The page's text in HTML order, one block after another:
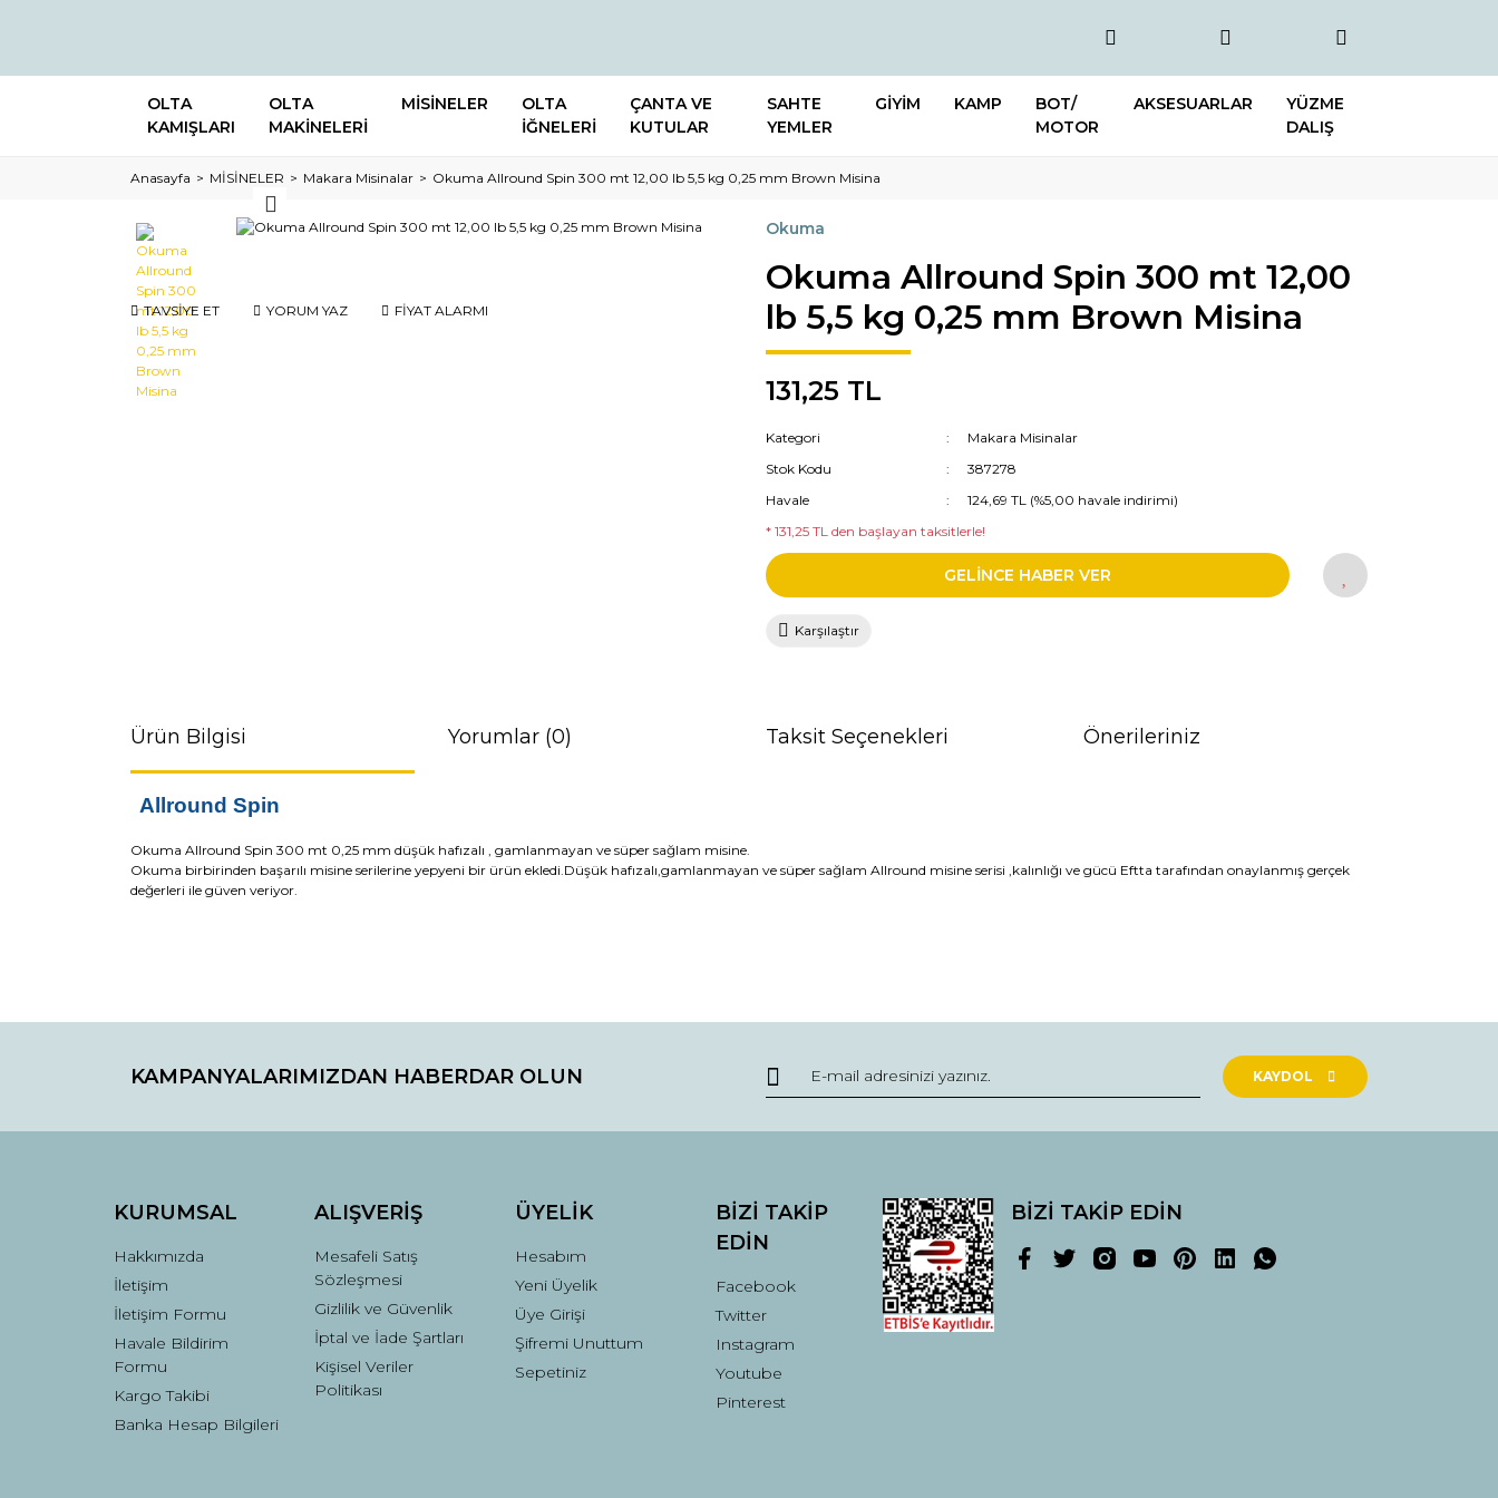
OLTA
KAMIŞLARI
OLTA
MAKİNELERİ
MİSİNELER
OLTA
İĞNELERİ
ÇANTA VE
KUTULAR
SAHTE
YEMLER
GİYİM KAMP
BOT/
MOTOR
AKSESUARLAR
YÜZME
DALIŞ
Anasayfa MİSİNELER Makara Misinalar Okuma Allround Spin 300 mt 12,00 lb 5,5 kg 0,25 mm Brown Misina
TAVSİYE ET YORUM YAZ FİYAT ALARMI
Okuma
Okuma Allround Spin 300 mt 12,00
lb 5,5 kg 0,25 mm Brown Misina
131,25 TL
Kategori
Makara Misinalar
Stok Kodu
387278
Havale
124,69 TL (%5,00 havale indirimi)
* 131,25 TL den başlayan taksitlerle!
GELİNCE HABER VER
Karşılaştır
Ürün Bilgisi Yorumlar (0) Taksit Seçenekleri Önerileriniz
Allround Spin
Okuma Allround Spin 300 mt 0,25 mm düşük hafızalı , gamlanmayan ve süper sağlam misine.
Okuma birbirinden başarılı misine serilerine yepyeni bir ürün ekledi.Düşük hafızalı,gamlanmayan ve süper sağlam Allround misine serisi ,kalınlığı ve gücü Eftta tarafından onaylanmış gerçek
değerleri ile güven veriyor.
Yorum Yaz
Görüş ve önerileriniz için teşekkür ederiz.
Ürün resmi kalitesiz, bozuk veya görüntülenemiyor.
Bu ürüne benzer farklı alternatifler olmalı.
Gönder
KAMPANYALARIMIZDAN HABERDAR OLUN KAYDOL
KURUMSAL
Hakkımızda
İletişim
İletişim Formu
Havale Bildirim
Formu
Kargo Takibi
Banka Hesap Bilgileri
ALIŞVERİŞ
Mesafeli Satış
Sözleşmesi
Gizlilik ve Güvenlik
İptal ve İade Şartları
Kişisel Veriler
Politikası
ÜYELİK
Hesabım
Yeni Üyelik
Üye Girişi
Şifremi Unuttum
Sepetiniz
BİZİ TAKİP
EDİN
Facebook
Twitter
Instagram
Youtube
Pinterest
BİZİ TAKİP EDİN